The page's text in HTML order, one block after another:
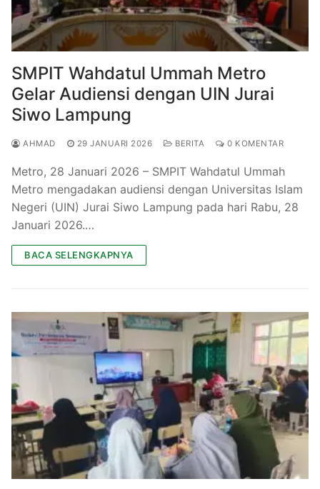
SMPIT Wahdatul Ummah Metro
Gelar Audiensi dengan UIN Jurai
Siwo Lampung
AHMAD 29 JANUARI 2026 BERITA 0 KOMENTAR
Metro, 28 Januari 2026 – SMPIT Wahdatul Ummah
Metro mengadakan audiensi dengan Universitas Islam
Negeri (UIN) Jurai Siwo Lampung pada hari Rabu, 28
Januari 2026.…
BACA SELENGKAPNYA